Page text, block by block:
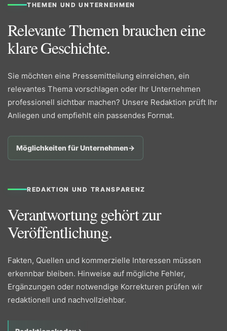
THEMEN UND UNTERNEHMEN
Relevante Themen brauchen eine
klare Geschichte.
Sie möchten eine Pressemitteilung einreichen, ein
relevantes Thema vorschlagen oder Ihr Unternehmen
professionell sichtbar machen? Unsere Redaktion prüft Ihr
Anliegen und empfiehlt ein passendes Format.
Möglichkeiten für Unternehmen→
REDAKTION UND TRANSPARENZ
Verantwortung gehört zur
Veröffentlichung.
Fakten, Quellen und kommerzielle Interessen müssen
erkennbar bleiben. Hinweise auf mögliche Fehler,
Ergänzungen oder notwendige Korrekturen prüfen wir
redaktionell und nachvollziehbar.